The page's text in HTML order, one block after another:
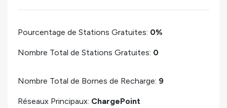
Pourcentage de Stations Gratuites: 0%
Nombre Total de Stations Gratuites: 0
Nombre Total de Bornes de Recharge: 9
Réseaux Principaux: ChargePoint